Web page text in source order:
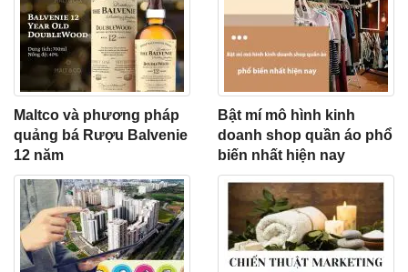
Maltco và phương pháp
quảng bá Rượu Balvenie
12 năm
Bật mí mô hình kinh
doanh shop quần áo phổ
biến nhất hiện nay